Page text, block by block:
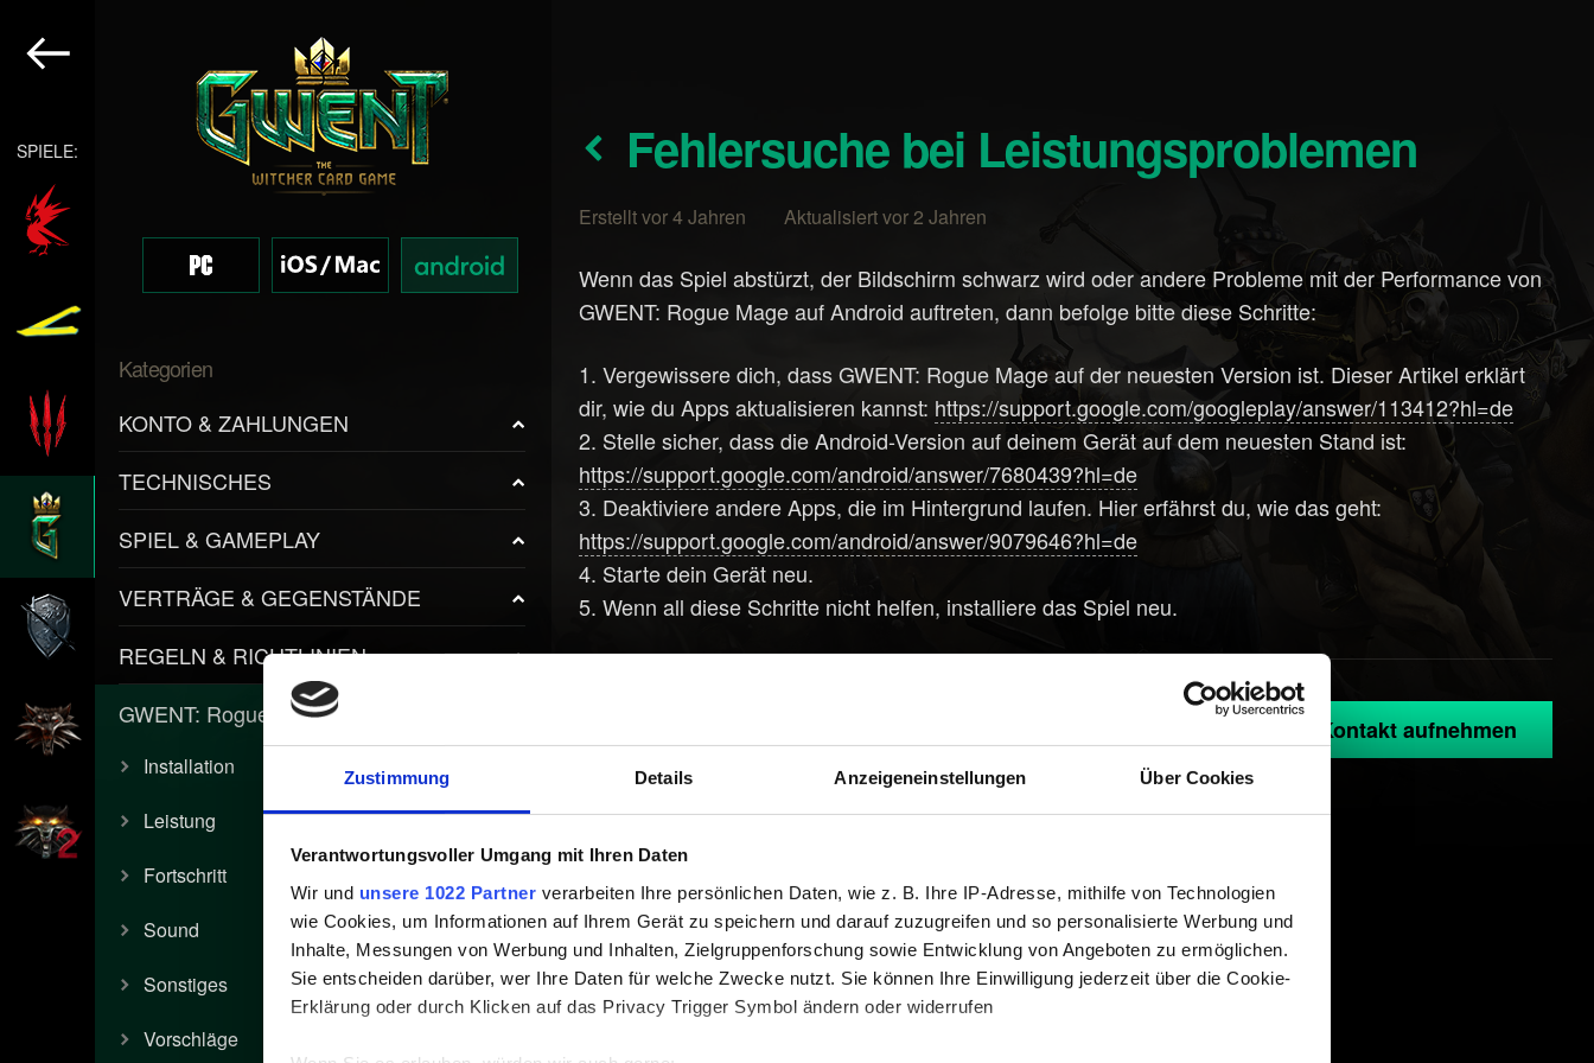
Zustimmung Details Anzeigeneinstellungen Über Cookies
Verantwortungsvoller Umgang mit Ihren Daten
Wir und unsere 1022 Partner verarbeiten Ihre persönlichen Daten, wie z. B. Ihre IP-Adresse, mithilfe von Technologien
wie Cookies, um Informationen auf Ihrem Gerät zu speichern und darauf zuzugreifen und so personalisierte Werbung und
Inhalte, Messungen von Werbung und Inhalten, Zielgruppenforschung sowie Entwicklung von Angeboten zu ermöglichen.
Sie entscheiden darüber, wer Ihre Daten für welche Zwecke nutzt. Sie können Ihre Einwilligung jederzeit über die Cookie-
Erklärung oder durch Klicken auf das Privacy Trigger Symbol ändern oder widerrufen
SPIELE:
Kategorien
KONTO & ZAHLUNGEN
TECHNISCHES
SPIEL & GAMEPLAY
VERTRÄGE & GEGENSTÄNDE
REGELN & RICHTLINIEN
GWENT: Rogue Mage
Installation
Leistung
Fortschritt
Sound
Sonstiges
Vorschläge
Fehlersuche bei Leistungsproblemen
Erstellt vor 4 Jahren Aktualisiert vor 2 Jahren
Wenn das Spiel abstürzt, der Bildschirm schwarz wird oder andere Probleme mit der Performance von
GWENT: Rogue Mage auf Android auftreten, dann befolge bitte diese Schritte:
1. Vergewissere dich, dass GWENT: Rogue Mage auf der neuesten Version ist. Dieser Artikel erklärt
dir, wie du Apps aktualisieren kannst: https://support.google.com/googleplay/answer/113412?hl=de
2. Stelle sicher, dass die Android-Version auf deinem Gerät auf dem neuesten Stand ist:
https://support.google.com/android/answer/7680439?hl=de
3. Deaktiviere andere Apps, die im Hintergrund laufen. Hier erfährst du, wie das geht:
https://support.google.com/android/answer/9079646?hl=de
4. Starte dein Gerät neu.
5. Wenn all diese Schritte nicht helfen, installiere das Spiel neu.
Kontakt aufnehmen